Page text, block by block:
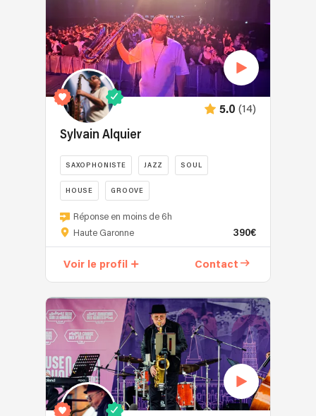
5.0 (14)
Sylvain Alquier
SAXOPHONISTE JAZZ SOUL
HOUSE GROOVE
Réponse en moins de 6h
Haute Garonne
390€
Voir le profil Contact